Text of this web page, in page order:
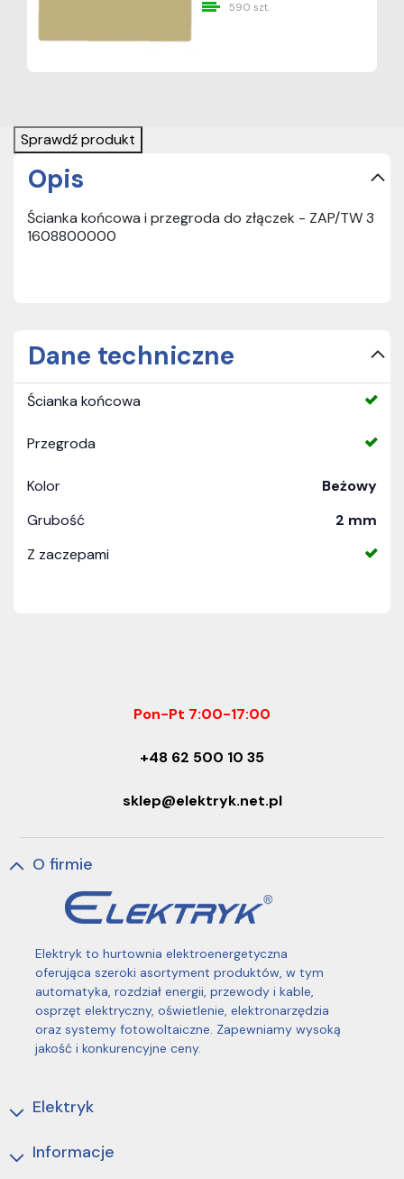
590 szt.
Sprawdź produkt
Opis
Ścianka końcowa i przegroda do złączek - ZAP/TW 3
1608800000
Dane techniczne
Ścianka końcowa
Przegroda
Kolor
Beżowy
Grubość
2 mm
Z zaczepami
Pon-Pt 7:00-17:00
+48 62 500 10 35
sklep@elektryk.net.pl
O firmie
Elektryk to hurtownia elektroenergetyczna
oferująca szeroki asortyment produktów, w tym
automatyka, rozdział energii, przewody i kable,
osprzęt elektryczny, oświetlenie, elektronarzędzia
oraz systemy fotowoltaiczne. Zapewniamy wysoką
jakość i konkurencyjne ceny.
Elektryk
Informacje